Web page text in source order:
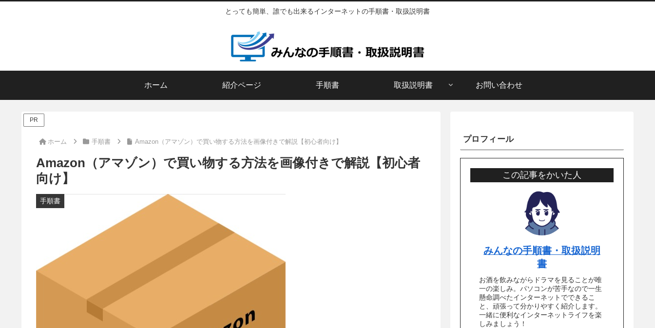
とっても簡単、誰でも出来るインターネットの手順書・取扱説明書
ホーム 紹介ページ 手順書 取扱説明書 お問い合わせ
PR
ホーム 手順書 Amazon（アマゾン）で買い物する方法を画像付きで解説【初心者向け】
Amazon（アマゾン）で買い物する方法を画像付きで解説【初心者
向け】
手順書
プロフィール
この記事をかいた人
みんなの手順書・取扱説明
書
お酒を飲みながらドラマを見ることが唯
一の楽しみ。パソコンが苦手なので一生
懸命調べたインターネットでできるこ
と、頑張って分かりやすく紹介します。
一緒に便利なインターネットライフを楽
しみましょう！